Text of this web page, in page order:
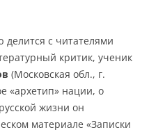
с читателями
критик, ученик
(Московская обл., г.
«архетип» нации, о
жизни он
материале «Записки